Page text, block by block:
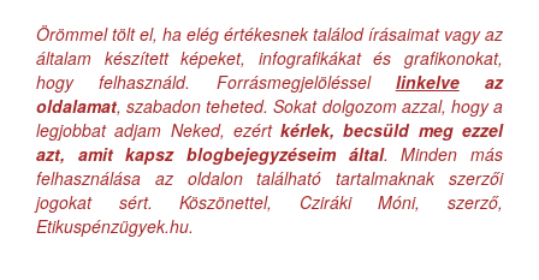
Örömmel tölt el, ha elég értékesnek találod írásaimat vagy az
általam készített képeket, infografikákat és grafikonokat,
hogy felhasználd. Forrásmegjelöléssel linkelveaz
oldalamat, szabadon teheted. Sokat dolgozom azzal, hogy a
legjobbat adjam Neked, ezértkérlek, becsüld meg ezzel
azt, amit kapsz blogbejegyzéseim által. Minden más
felhasználása az oldalon található tartalmaknak szerzői
jogokat sért. Köszönettel, Cziráki Móni, szerző,
Etikuspénzügyek.hu.